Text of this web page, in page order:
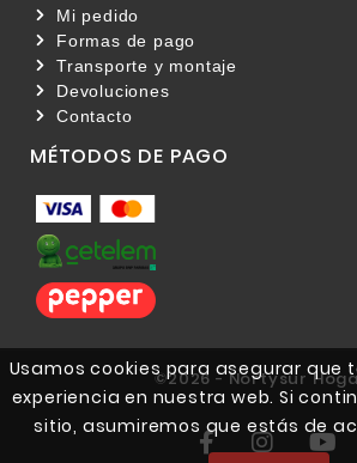
Usamos cookies para asegurar que
experiencia en nuestra web. Si
sitio, asumiremos que estás de
Mi pedido
Formas de pago
Transporte y montaje
Devoluciones
Contacto
MÉTODOS DE PAGO
©2026 - Nortysur